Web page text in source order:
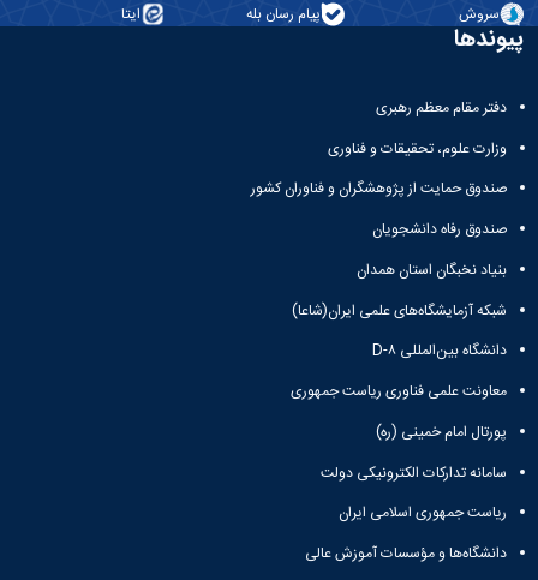
سروش پیام رسان بله ایتا
پیوندها
دفتر مقام معظم رهبری
وزارت علوم، تحقیقات و فناوری
صندوق حمایت از پژوهشگران و فناوران کشور
صندوق رفاه دانشجویان
بنیاد نخبگان استان همدان
شبکه آزمایشگاه‌های علمی ایران(شاعا)
دانشگاه بین‌المللی D-۸
معاونت علمی فناوری ریاست جمهوری
پورتال امام خمینی (ره)
سامانه تدارکات الکترونیکی دولت
ریاست جمهوری اسلامی ایران
دانشگاه‌ها و مؤسسات آموزش عالی